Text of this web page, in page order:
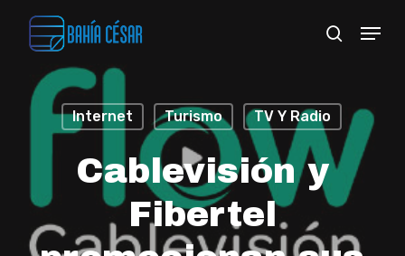
content
search
Menu
Internet Turismo TV Y Radio
Cablevisión y
Fibertel